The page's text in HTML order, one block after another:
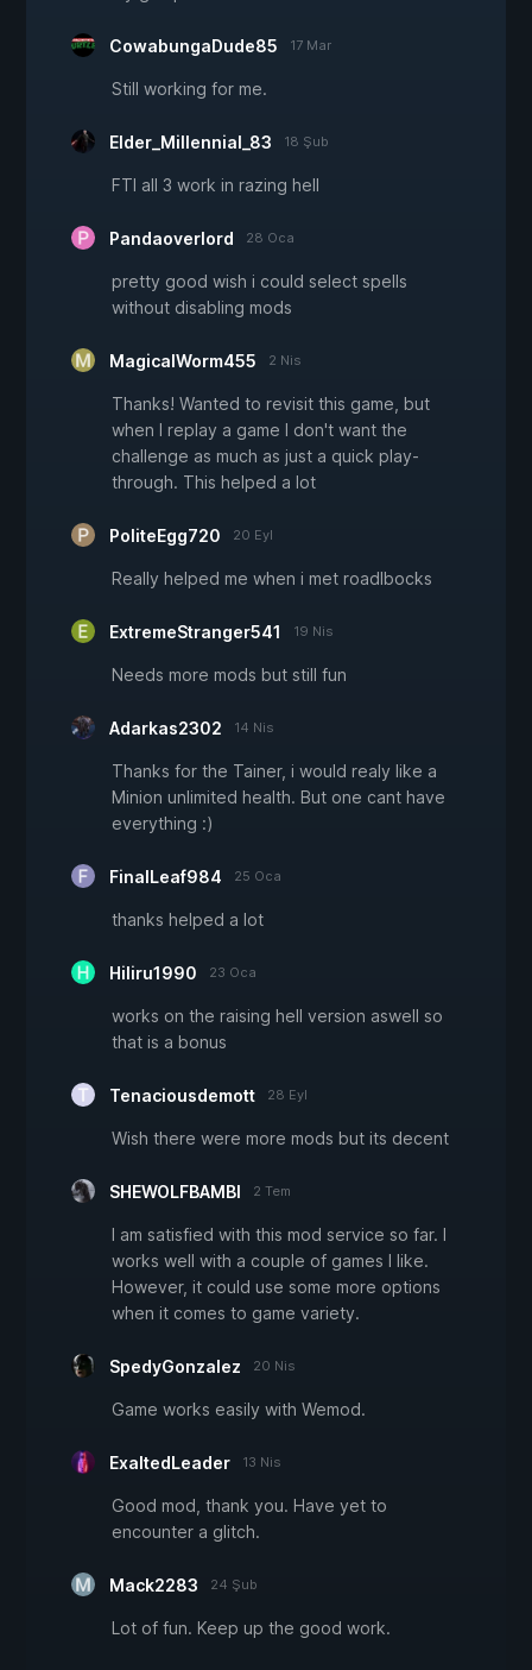
CowabungaDude85 17 Mar
Still working for me.
Elder_Millennial_83 18 Şub
FTI all 3 work in razing hell
Pandaoverlord 28 Oca
pretty good wish i could select spells
without disabling mods
MagicalWorm455 2 Nis
Thanks! Wanted to revisit this game, but
when I replay a game I don't want the
challenge as much as just a quick play-
through. This helped a lot
PoliteEgg720 20 Eyl
Really helped me when i met roadlbocks
ExtremeStranger541 19 Nis
Needs more mods but still fun
Adarkas2302 14 Nis
Thanks for the Tainer, i would realy like a
Minion unlimited health. But one cant have
everything :)
FinalLeaf984 25 Oca
thanks helped a lot
Hiliru1990 23 Oca
works on the raising hell version aswell so
that is a bonus
Tenaciousdemott 28 Eyl
Wish there were more mods but its decent
SHEWOLFBAMBI 2 Tem
I am satisfied with this mod service so far. I
works well with a couple of games I like.
However, it could use some more options
when it comes to game variety.
SpedyGonzalez 20 Nis
Game works easily with Wemod.
ExaltedLeader 13 Nis
Good mod, thank you. Have yet to
encounter a glitch.
Mack2283 24 Şub
Lot of fun. Keep up the good work.